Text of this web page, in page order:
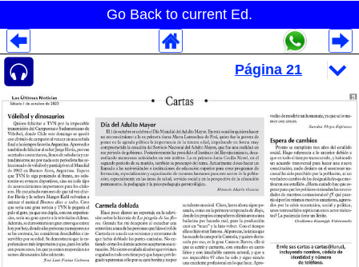
Go Back to current Ed.
Despliegues Analytics
Despliegues Totales
Despliegues por Rubros